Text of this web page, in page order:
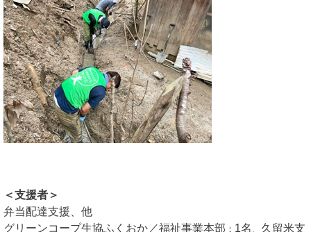
＜支援者＞
弁当配達支援、他
グリーンコープ生協ふくおか／福祉事業本部 ： 1名 、 久留米支